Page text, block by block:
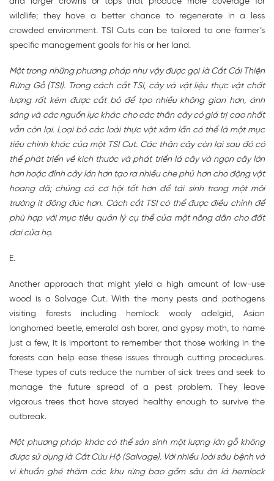
wildlife; they have a better chance to regenerate in a less
crowded environment. TSI Cuts can be tailored to one farmer’s
specific management goals for his or her land.
Một trong những phương pháp như vậy được gọi là Cắt Cải Thiện
Rừng Gỗ (TSI). Trong cách cắt TSI, cây và vật liệu thực vật chất
lượng rất kém được cắt bỏ để tạo nhiều không gian hơn, ánh
sáng và các nguồn lực khác cho các thân cây có giá trị cao nhất
vẫn còn lại. Loại bỏ các loài thực vật xâm lấn có thể là một mục
tiêu chính khác của một TSI Cut. Các thân cây còn lại sau đó có
thể phát triển về kích thước và phát triển lá cây và ngọn cây lớn
hơn hoặc đỉnh cây lớn hơn tạo ra nhiều che phủ hơn cho động vật
hoang dã; chúng có cơ hội tốt hơn để tái sinh trong một môi
trường ít đông đúc hơn. Cách cắt TSI có thể được điều chỉnh để
phù hợp với mục tiêu quản lý cụ thể của một nông dân cho đất
đai của họ.
E.
Another approach that might yield a high amount of low-use
wood is a Salvage Cut. With the many pests and pathogens
visiting forests including hemlock wooly adelgid, Asian
longhorned beetle, emerald ash borer, and gypsy moth, to name
just a few, it is important to remember that those working in the
forests can help ease these issues through cutting procedures.
These types of cuts reduce the number of sick trees and seek to
manage the future spread of a pest problem. They leave
vigorous trees that have stayed healthy enough to survive the
outbreak.
Một phương pháp khác có thể sản sinh một lượng lớn gỗ không
được sử dụng là Cắt Cứu Hộ (Salvage). Với nhiều loài sâu bệnh và
vi khuẩn ghé thăm các khu rừng bao gồm sâu ăn lá hemlock